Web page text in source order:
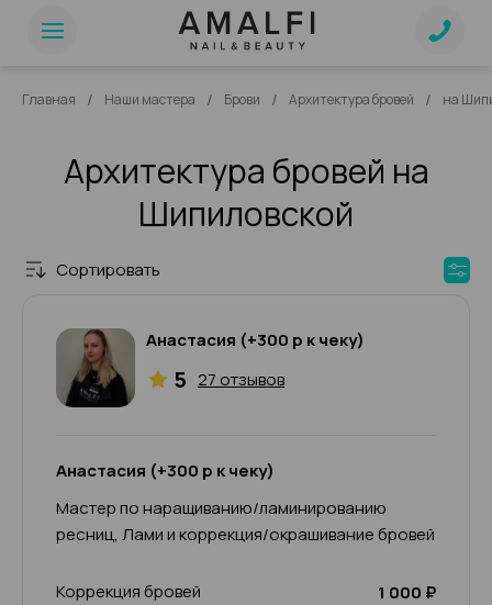
Главная / Наши мастера / Брови / Архитектура бровей / на
Архитектура бровей на
Шипиловской
Сортировать
Анастасия (+300 р к чеку)
5 27 отзывов
Анастасия (+300 р к чеку)
Мастер по наращиванию/ламинированию
ресниц, Лами и коррекция/окрашивание бровей
Коррекция бровей
1 000 ₽